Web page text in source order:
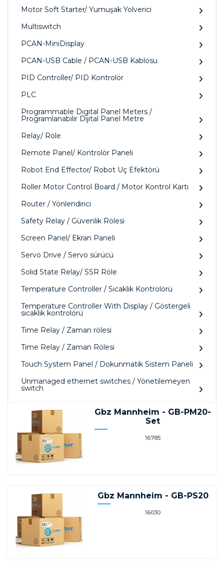
Motor Soft Starter/ Yumuşak Yolverici
Multiswitch
PCAN-MiniDisplay
PCAN-USB Cable / PCAN-USB Kablosu
PID Controller/ PID Kontrolör
PLC
Programmable Digital Panel Meters /
Programlanabilir Dijital Panel Metre
Relay/ Röle
Remote Panel/ Kontrolör Paneli
Robot End Effector/ Robot Uç Efektörü
Roller Motor Control Board / Motor Kontrol Kartı
Router / Yönlendirici
Safety Relay / Güvenlik Rölesi
Screen Panel/ Ekran Paneli
Servo Drive / Servo sürücü
Solid State Relay/ SSR Röle
Temperature Controller / Sıcaklık Kontrolörü
Temperature Controller With Display / Göstergeli
sıcaklık kontrolörü
Time Relay / Zaman rölesi
Time Relay / Zaman Rölesi
Touch System Panel / Dokunmatik Sistem Paneli
Unmanaged ethernet switches / Yönetilemeyen
switch
Gbz Mannheim - GB-PM20-
Set
16785
Gbz Mannheim - GB-PS20
16030